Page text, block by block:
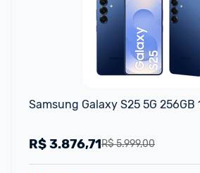
Samsung Galaxy S25 5G 256GB
R$ 5.999,00
R$3.876,71